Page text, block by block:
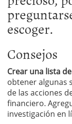
escoger.
Consejos
Crear una lista de
obtener algunas
de las acciones
financiero.
investigación en